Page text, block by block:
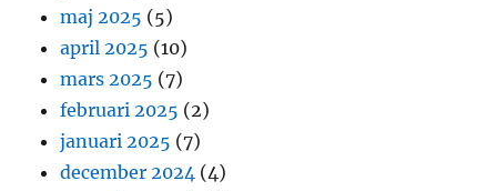
maj 2025 (5)
april 2025 (10)
mars 2025 (7)
februari 2025 (2)
januari 2025 (7)
december 2024 (4)